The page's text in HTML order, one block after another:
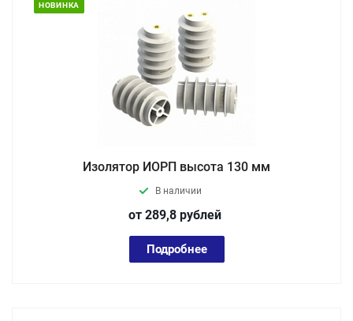
НОВИНКА
Изолятор ИОРП высота 130 мм
В наличии
от 289,8 рублей
Подробнее